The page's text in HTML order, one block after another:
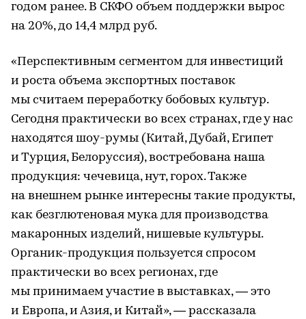
годом ранее. В СКФО объем поддержки вырос
на 20%, до 14,4 млрд руб.
«Перспективным сегментом для инвестиций
и роста объема экспортных поставок
мы считаем переработку бобовых культур.
Сегодня практически во всех странах, где у нас
находятся шоу-румы (Китай, Дубай, Египет
и Турция, Белоруссия), востребована наша
продукция: чечевица, нут, горох. Также
на внешнем рынке интересны такие продукты,
как безглютеновая мука для производства
макаронных изделий, нишевые культуры.
Органик-продукция пользуется спросом
практически во всех регионах, где
мы принимаем участие в выставках, — это
и Европа, и Азия, и Китай», — рассказала